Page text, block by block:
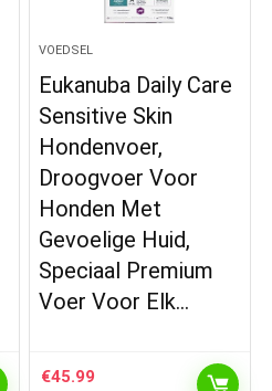
VOEDSEL
Eukanuba Daily Care
Sensitive Skin
Hondenvoer,
Droogvoer Voor
Honden Met
Gevoelige Huid,
Speciaal Premium
Voer Voor Elk…
€45.99